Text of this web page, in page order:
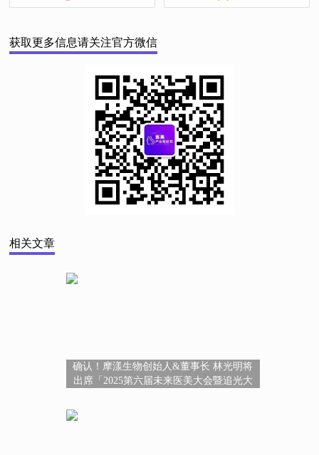
获取更多信息请关注官方微信
相关文章
确认！摩漾生物创始人&董事长 林光明将
出席「2025第六届未来医美大会暨追光大